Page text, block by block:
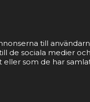
till
de sociala medier
som de har